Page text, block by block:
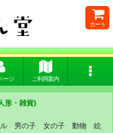
カート
ージ ご利用案内
形・雑貨)
ル 男の子 女の子 動物 絵